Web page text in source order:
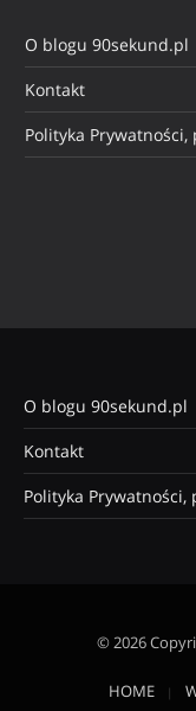
O blogu 90sekund.pl
Kontakt
Polityka Prywatności,
O blogu 90sekund.pl
Kontakt
Polityka Prywatności,
© 2026
HOME